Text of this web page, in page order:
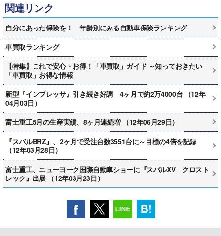
関連リンク
自分にあった保険を！ 年齢別にみる自動車保険ランキング
車買取ランキング
【特集】これで安心・お得！「車買取」ガイド ～知っておきたい
「車買取」お得な情報
新型『インプレッサ』引き続き好調 4ヶ月で約2万4000台 （12年
04月03日）
富士重工5月の生産実績、8ヶ月連続増 （12年06月29日）
『スバルBRZ』、2ヶ月で受注台数3551台に～目標の4倍を記録
（12年03月28日）
富士重工、ニューヨーク国際自動車ショーに『スバルXV クロスト
レック』出展 （12年03月23日）